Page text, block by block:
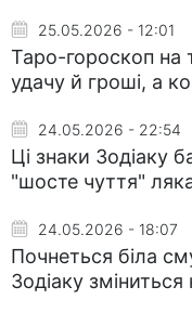
25.05.2026 - 12:01
Таро-гороскоп на
удачу й гроші, а
24.05.2026 - 22:54
Ці знаки Зодіаку
"шосте чуття"
24.05.2026 - 18:07
Почнеться біла
Зодіаку